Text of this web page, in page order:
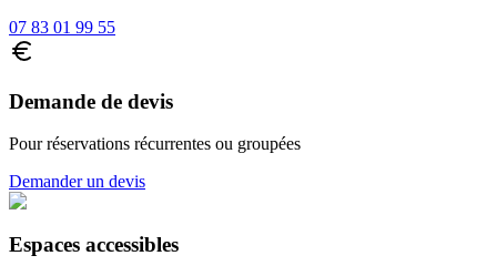
07 83 01 99 55
Demande de devis
Pour réservations récurrentes ou groupées
Demander un devis
Espaces accessibles